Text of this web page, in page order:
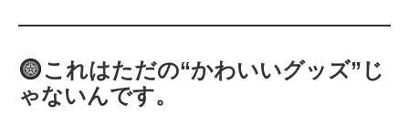
これはただの“かわいいグッズ”じ
ゃないんです。